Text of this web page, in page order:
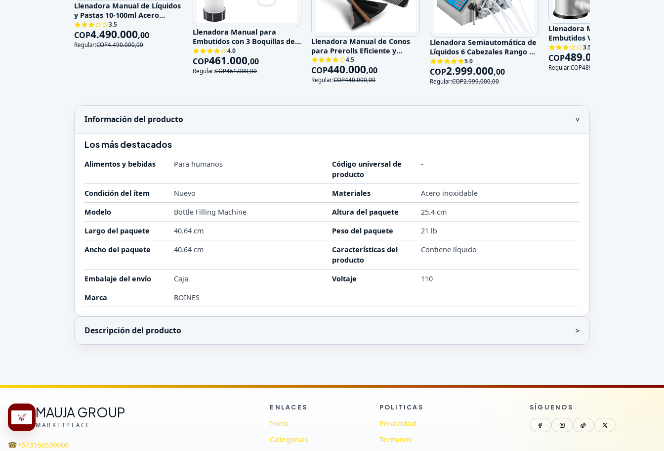
Llenadora Manual de Líquidos
y Pastas 10-100ml Acero
Inoxida
3.5
COP4.490.000,00
Regular:COP4.490.000,00
Llenadora Manual para
Embutidos con 3 Boquillas de
Acero Ino4.0
COP461.000,00
Regular:COP461.000,00
Llenadora Manual de Conos
para Prerolls Eficiente y
Rápida
4.5
COP440.000,00
Regular:COP440.000,00
Llenadora Semiautomática de
Líquidos 6 Cabezales Rango 1-
50m
5.0
COP2.999.000,00
Regular:COP2.999.000,00
Llenadora Manual de
Embutidos Vertical con 4 Tubos
y Capacid3.5
COP489.000
Regular:COP489.000
Información del producto
Los más destacados
Alimentos y bebidas Para humanos
Código universal de
producto
-
Condición del ítem Nuevo Materiales
Acero inoxidable
Modelo
Bottle Filling Machine Altura del paquete
25.4 cm
Largo del paquete
40.64 cm Peso del paquete
21 lb
Ancho del paquete
40.64 cm
Características del
producto
Contiene líquido
Embalaje del envío Caja Voltaje
110
Marca
BOINES
Descripción del producto
MAUJA GROUP
MARKETPLACE
☎+573166539600
ENLACES
Inicio
Categorias
POLITICAS
Privacidad
Terminos
SÍGUENOS